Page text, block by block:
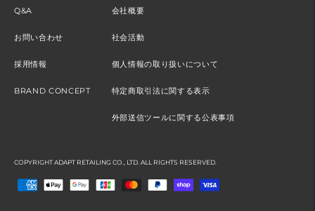
Q&A
お問い合わせ
採用情報
BRAND CONCEPT
会社概要
社会活動
個人情報の取り扱いについて
特定商取引法に関する表示
外部送信ツールに関する公表事項
COPYRIGHT ADAPT RETAILING CO., LTD. ALL RIGHTS RESERVED.